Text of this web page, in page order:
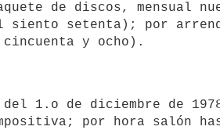
de discos, mensual
siento setenta); por
cincuenta y ocho).
por hora salón